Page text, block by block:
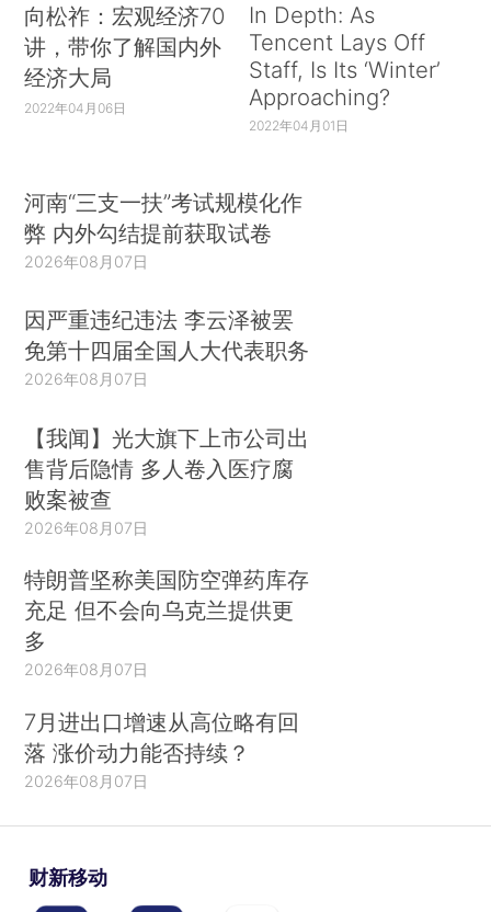
向松祚：宏观经济70
讲，带你了解国内外
经济大局
2022年04月06日
In Depth: As
Tencent Lays Off
Staff, Is Its ‘Winter’
Approaching?
2022年04月01日
河南“三支一扶”考试规模化作
弊 内外勾结提前获取试卷
2026年08月07日
因严重违纪违法 李云泽被罢
免第十四届全国人大代表职务
2026年08月07日
【我闻】光大旗下上市公司出
售背后隐情 多人卷入医疗腐
败案被查
2026年08月07日
特朗普坚称美国防空弹药库存
充足 但不会向乌克兰提供更
多
2026年08月07日
7月进出口增速从高位略有回
落 涨价动力能否持续？
2026年08月07日
财新移动